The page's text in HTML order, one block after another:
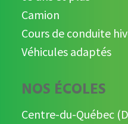
Camion
Cours de conduite
Véhicules adaptés
NOS ÉCOLES
Centre-du-Québec